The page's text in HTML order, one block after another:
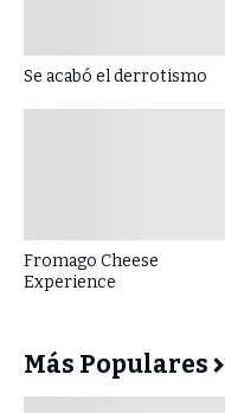
Se acabó el derrotismo
Fromago Cheese
Experience
Más Populares